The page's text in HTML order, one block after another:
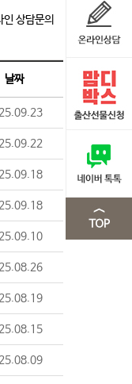
인 상담문의
날짜